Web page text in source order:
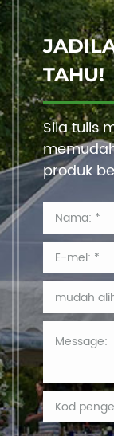
TAHU!
Sila tulis
produk